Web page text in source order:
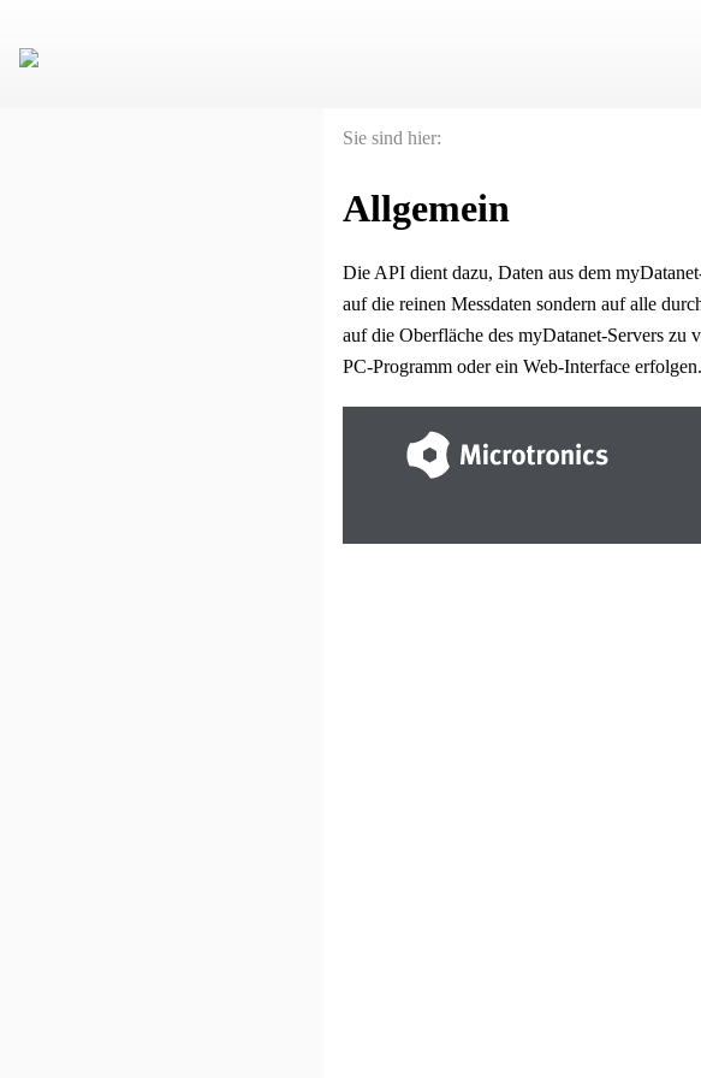
Sie sind hier:
Allgemein
Die API dient dazu, Daten aus dem myDatanet
auf die reinen Messdaten sondern auf alle
auf die Oberfläche des myDatanet-Servers zu
PC-Programm oder ein Web-Interface erfolgen.